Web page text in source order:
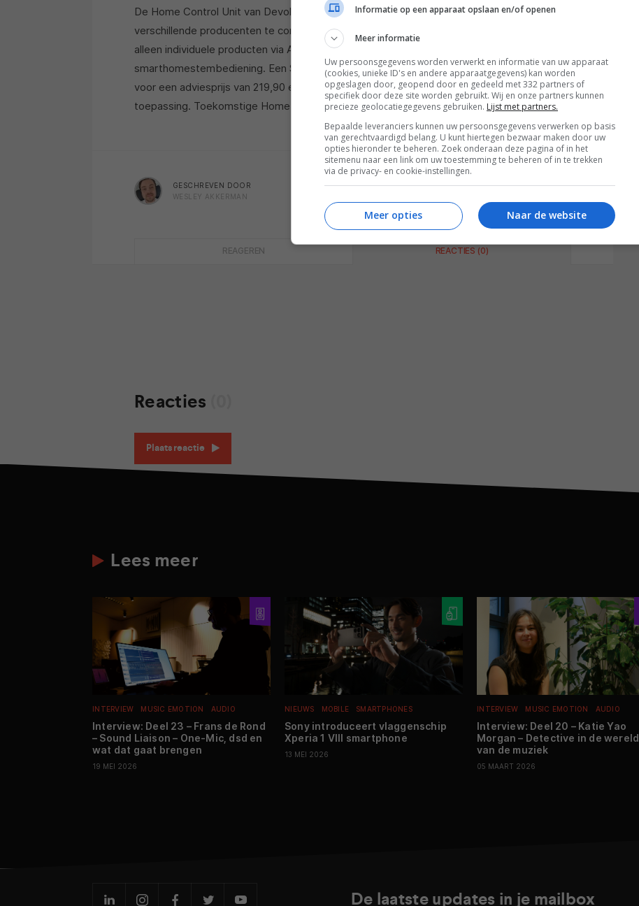
De Home Control Unit van Devolo maakt het mogelijk smarthomeproducten van
verschillende producenten te combineren. In tegenstelling tot andere oplossingen die
alleen individuele producten via Alexa kunnen bedienen, biedt het systeem uitgebreide
smarthomestembediening. Een Starter Pack van dit smarthomesysteem is verkrijgbaar
voor een adviesprijs van 219,90 euro. Maandelijkse abonnementskosten zijn niet van
toepassing. Toekomstige Home Control-updates zijn daarnaast gratis.
GESCHREVEN DOOR
WESLEY AKKERMAN
REAGEREN REACTIES (0)
Reacties
Plaats reactie
Lees meer
INTERVIEW MUSIC EMOTION AUDIO
Interview: Deel 23 – Frans de Rond
– Sound Liaison – One-Mic, dsd en
wat dat gaat brengen
19 MEI 2026
NIEUWS MOBILE SMARTPHONES
Sony introduceert vlaggenschip
Xperia 1 VIII smartphone
13 MEI 2026
INTERVIEW MUSIC EMOTION AUDIO
Interview: Deel 20 – Katie Yao
Morgan – Detective in de wereld
van de muziek
05 MAART 2026
De laatste updates in je mailbox
Informatie op een apparaat opslaan en/of openen
Meer informatie
Uw persoonsgegevens worden verwerkt en informatie van uw apparaat
(cookies, unieke ID's en andere apparaatgegevens) kan worden
opgeslagen door, geopend door en gedeeld met 332 partners of
specifiek door deze site worden gebruikt. Wij en onze partners kunnen
precieze geolocatiegegevens gebruiken. Lijst met partners.
Bepaalde leveranciers kunnen uw persoonsgegevens verwerken op basis
van gerechtvaardigd belang. U kunt hiertegen bezwaar maken door uw
opties hieronder te beheren. Zoek onderaan deze pagina of in het
sitemenu naar een link om uw toestemming te beheren of in te trekken
via de privacy- en cookie-instellingen.
Naar de website
Meer opties